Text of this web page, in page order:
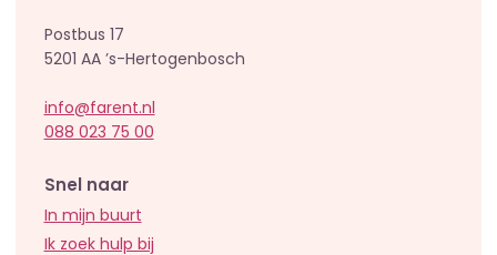
Postbus 17
5201 AA ’s-Hertogenbosch
info@farent.nl
088 023 75 00
Snel naar
In mijn buurt
Ik zoek hulp bij